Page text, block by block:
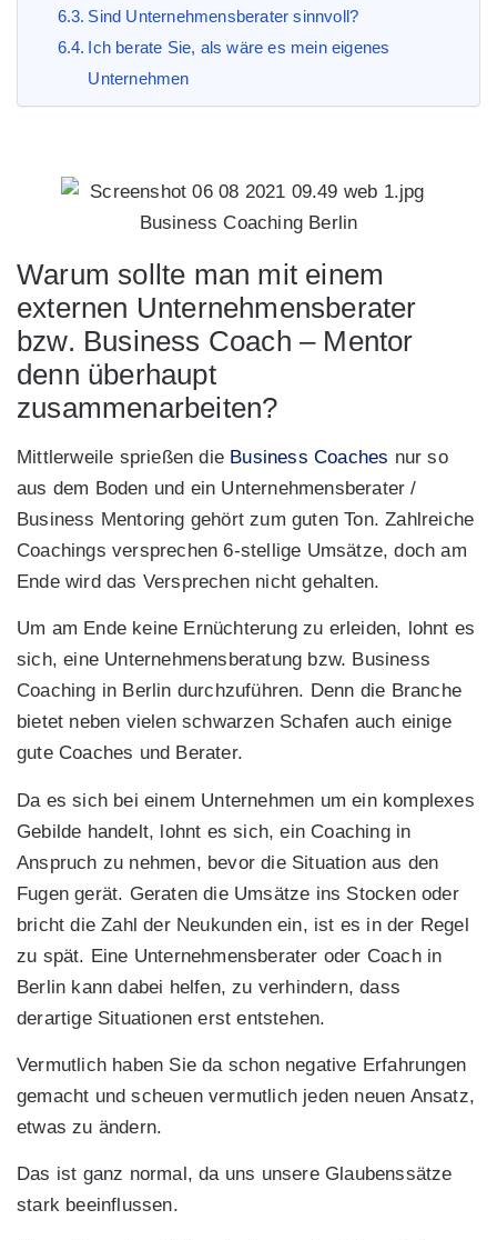
Sind Unternehmensberater sinnvoll?
Ich berate Sie, als wäre es mein eigenes
Unternehmen
Business Coaching Berlin
Warum sollte man mit einem
externen Unternehmensberater
bzw. Business Coach – Mentor
denn überhaupt
zusammenarbeiten?
Mittlerweile sprießen die Business Coaches nur so
aus dem Boden und ein Unternehmensberater /
Business Mentoring gehört zum guten Ton. Zahlreiche
Coachings versprechen 6-stellige Umsätze, doch am
Ende wird das Versprechen nicht gehalten.
Um am Ende keine Ernüchterung zu erleiden, lohnt es
sich, eine Unternehmensberatung bzw. Business
Coaching in Berlin durchzuführen. Denn die Branche
bietet neben vielen schwarzen Schafen auch einige
gute Coaches und Berater.
Da es sich bei einem Unternehmen um ein komplexes
Gebilde handelt, lohnt es sich, ein Coaching in
Anspruch zu nehmen, bevor die Situation aus den
Fugen gerät. Geraten die Umsätze ins Stocken oder
bricht die Zahl der Neukunden ein, ist es in der Regel
zu spät. Eine Unternehmensberater oder Coach in
Berlin kann dabei helfen, zu verhindern, dass
derartige Situationen erst entstehen.
Vermutlich haben Sie da schon negative Erfahrungen
gemacht und scheuen vermutlich jeden neuen Ansatz,
etwas zu ändern.
Das ist ganz normal, da uns unsere Glaubenssätze
stark beeinflussen.